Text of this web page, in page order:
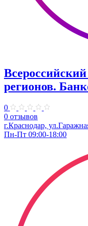
регионов.
0
0 отзывов
г.Краснодар,
Пн-Пт 09:00-18:00